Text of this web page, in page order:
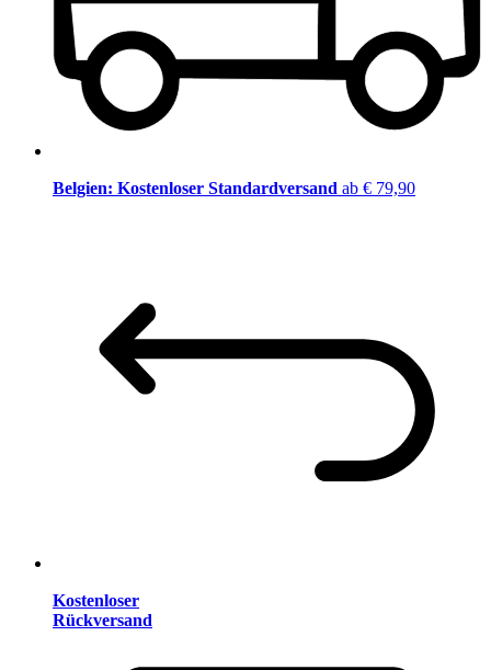
Belgien: Kostenloser Standardversand ab € 79,90
Kostenloser
Rückversand